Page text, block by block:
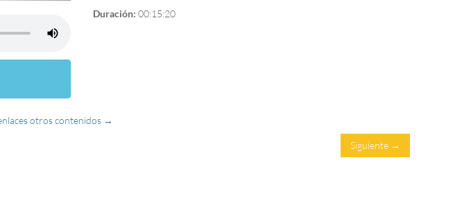
Duración: 00:15:20
otros contenidos →
Siguiente →